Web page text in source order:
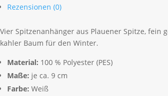
–
9
cm
Rezensionen (0)
Vier Spitzenanhänger aus Plauener Spitze,
kahler Baum für den Winter.
Material: 100 % Polyester (PES)
Maße: je ca. 9 cm
Farbe: Weiß